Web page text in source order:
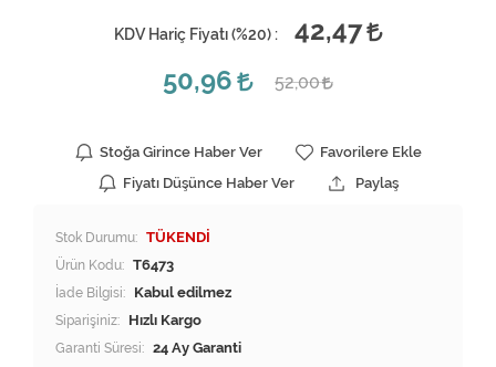
KDV Hariç Fiyatı (%20) :
42,47
50,96
52,00
Stoğa Girince Haber Ver
Favorilere Ekle
Fiyatı Düşünce Haber Ver
Paylaş
Stok Durumu: TÜKENDİ
Ürün Kodu: T6473
İade Bilgisi:
Siparişiniz: Hızlı Kargo
Garanti Süresi: 24 Ay Garanti